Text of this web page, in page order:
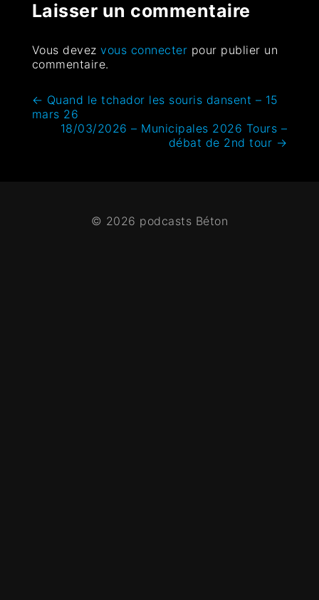
Laisser un commentaire
Vous devezvous connecter pour publier un
commentaire.
← Quand le tchador les souris dansent – 15
mars 26
18/03/2026 – Municipales 2026 Tours –
débat de 2nd tour →
© 2026 podcasts Béton